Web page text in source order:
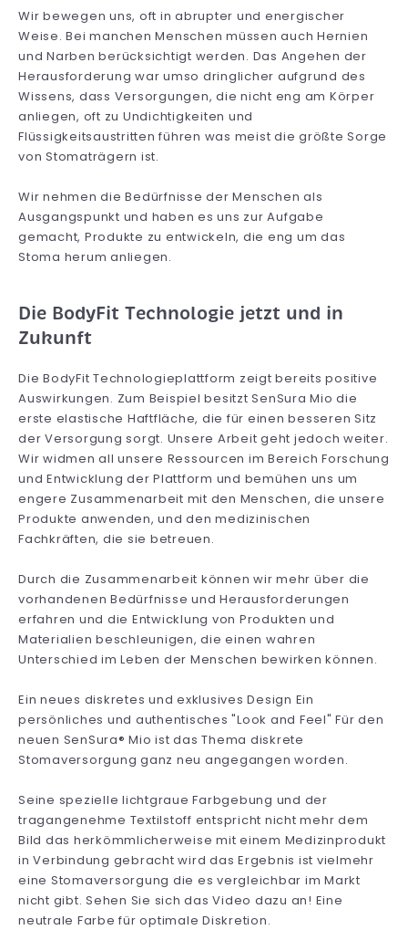
Wir bewegen uns, oft in abrupter und energischer
Weise. Bei manchen Menschen müssen auch Hernien
und Narben berücksichtigt werden. Das Angehen der
Herausforderung war umso dringlicher aufgrund des
Wissens, dass Versorgungen, die nicht eng am Körper
anliegen, oft zu Undichtigkeiten und
Flüssigkeitsaustritten führen was meist die größte Sorge
von Stomaträgern ist.
Wir nehmen die Bedürfnisse der Menschen als
Ausgangspunkt und haben es uns zur Aufgabe
gemacht, Produkte zu entwickeln, die eng um das
Stoma herum anliegen.
Die BodyFit Technologie jetzt und in
Zukunft
Die BodyFit Technologieplattform zeigt bereits positive
Auswirkungen. Zum Beispiel besitzt SenSura Mio die
erste elastische Haftfläche, die für einen besseren Sitz
der Versorgung sorgt. Unsere Arbeit geht jedoch weiter.
Wir widmen all unsere Ressourcen im Bereich Forschung
und Entwicklung der Plattform und bemühen uns um
engere Zusammenarbeit mit den Menschen, die unsere
Produkte anwenden, und den medizinischen
Fachkräften, die sie betreuen.
Durch die Zusammenarbeit können wir mehr über die
vorhandenen Bedürfnisse und Herausforderungen
erfahren und die Entwicklung von Produkten und
Materialien beschleunigen, die einen wahren
Unterschied im Leben der Menschen bewirken können.
Ein neues diskretes und exklusives Design Ein
persönliches und authentisches "Look and Feel" Für den
neuen SenSura® Mio ist das Thema diskrete
Stomaversorgung ganz neu angegangen worden.
Seine spezielle lichtgraue Farbgebung und der
tragangenehme Textilstoff entspricht nicht mehr dem
Bild das herkömmlicherweise mit einem Medizinprodukt
in Verbindung gebracht wird das Ergebnis ist vielmehr
eine Stomaversorgung die es vergleichbar im Markt
nicht gibt. Sehen Sie sich das Video dazu an! Eine
neutrale Farbe für optimale Diskretion.